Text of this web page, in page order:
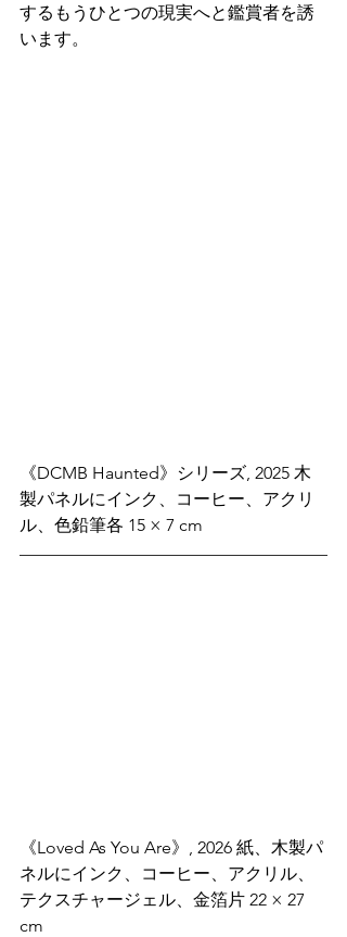
するもうひとつの現実へと鑑賞者を誘
います。
《DCMB Haunted》シリーズ, 2025 木
製パネルにインク、コーヒー、アクリ
ル、色鉛筆各 15 × 7 cm
《Loved As You Are》, 2026 紙、木製パ
ネルにインク、コーヒー、アクリル、
テクスチャージェル、金箔片 22 × 27
cm